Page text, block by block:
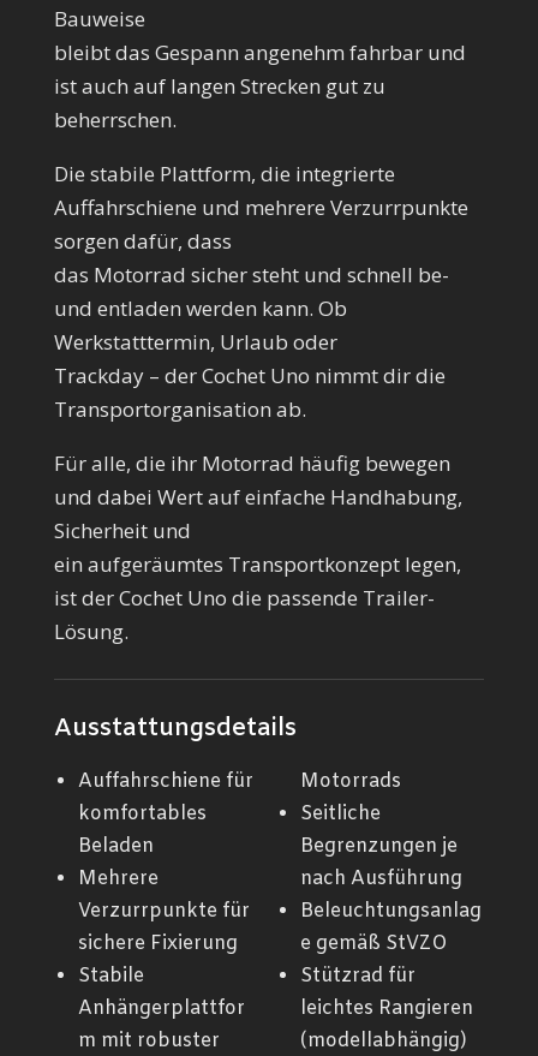
Bauweise
bleibt das Gespann angenehm fahrbar und
ist auch auf langen Strecken gut zu
beherrschen.
Die stabile Plattform, die integrierte
Auffahrschiene und mehrere Verzurrpunkte
sorgen dafür, dass
das Motorrad sicher steht und schnell be-
und entladen werden kann. Ob
Werkstatttermin, Urlaub oder
Trackday – der Cochet Uno nimmt dir die
Transportorganisation ab.
Für alle, die ihr Motorrad häufig bewegen
und dabei Wert auf einfache Handhabung,
Sicherheit und
ein aufgeräumtes Transportkonzept legen,
ist der Cochet Uno die passende Trailer-
Lösung.
Ausstattungsdetails
Auffahrschiene für
komfortables
Beladen
Mehrere
Verzurrpunkte für
sichere Fixierung
Stabile
Anhängerplattfor
m mit robuster
Motorrads
Seitliche
Begrenzungen je
nach Ausführung
Beleuchtungsanlag
e gemäß StVZO
Stützrad für
leichtes Rangieren
(modellabhängig)